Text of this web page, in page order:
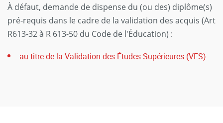
À défaut, demande de dispense du (ou des) diplôme(s)
pré-requis dans le cadre de la validation des acquis (Art
R613-32 à R 613-50 du Code de l'Éducation) :
au titre de la Validation des Études Supérieures (VES)